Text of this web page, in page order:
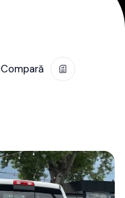
Compară